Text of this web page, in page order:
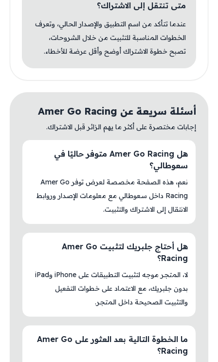
متى تنتقل إلى الاشتراك؟
عندما تتأكد من اسم التطبيق والإصدار الحالي، وتعرف
الخطوات المناسبة للتثبيت من خلال الشروحات،
تصبح خطوة الاشتراك أوضح وأقل عرضة للأخطاء.
أسئلة سريعة عن Amer Go Racing
إجابات مختصرة على أكثر ما يهم الزائر قبل الاشتراك.
هل Amer Go Racing متوفر حاليًا في
سعوطالي؟
نعم، هذه الصفحة مخصصة لعرض توفر Amer Go
Racing داخل سعوطالي مع معلومات الإصدار وروابط
الانتقال إلى الاشتراك والتثبيت.
هل أحتاج جلبريك لتثبيت Amer Go
Racing؟
لا، المتجر موجه لتثبيت التطبيقات على iPhone وiPad
بدون جلبريك، مع الاعتماد على خطوات التفعيل
والتثبيت الصحيحة داخل المتجر.
ما الخطوة التالية بعد العثور على Amer Go
Racing؟